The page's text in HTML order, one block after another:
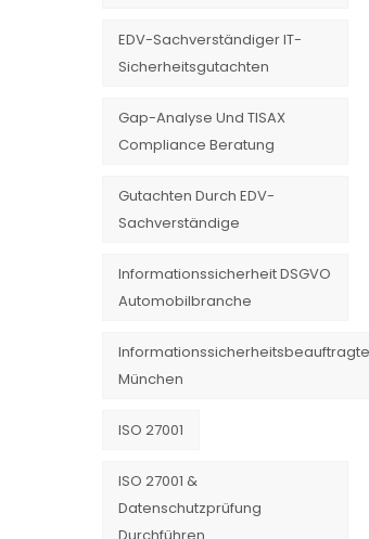
EDV-Sachverständiger IT-
Sicherheitsgutachten
Gap-Analyse Und TISAX
Compliance Beratung
Gutachten Durch EDV-
Sachverständige
Informationssicherheit DSGVO
Automobilbranche
München
ISO 27001
ISO 27001 &
Datenschutzprüfung